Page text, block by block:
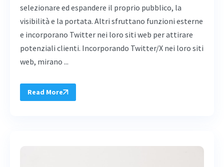
selezionare ed espandere il proprio pubblico, la
visibilità e la portata. Altri sfruttano funzioni esterne
e incorporano Twitter nei loro siti web per attirare
potenziali clienti. Incorporando Twitter/X nei loro siti
web, mirano ...
Read More